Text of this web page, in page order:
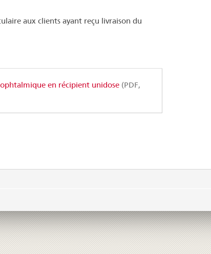
aux clients ayant reçu livraison du
en récipient unidose(PDF,